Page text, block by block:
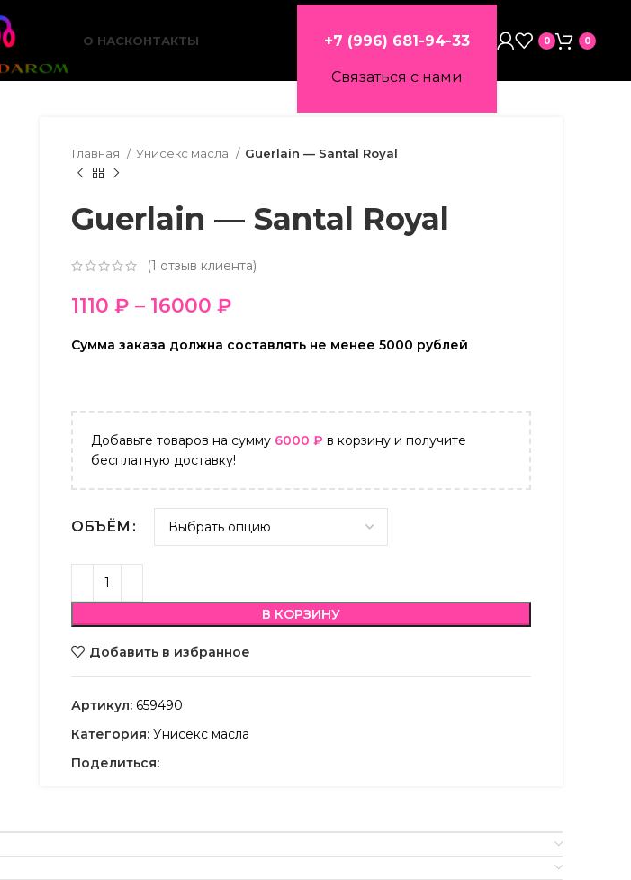
О НАСКОНТАКТЫ +7 (996) 681-94-33
Связаться с нами
0 0
Главная Унисекс масла Guerlain — Santal Royal
Guerlain — Santal Royal
(1 отзыв клиента)
1110 ₽ – 16000 ₽
Сумма заказа должна составлять не менее 5000 рублей
Добавьте товаров на сумму 6000 ₽ в корзину и получите
бесплатную доставку!
ОБЪЁМ
В КОРЗИНУ
Добавить в избранное
Артикул: 659490
Категория: Унисекс масла
Поделиться: